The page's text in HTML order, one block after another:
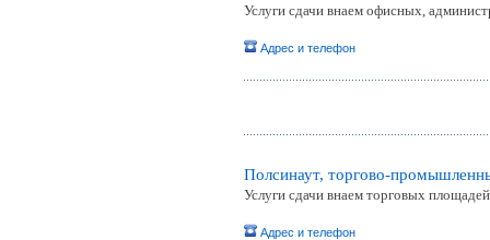
Услуги сдачи внаем офисных,
Адрес и телефон
Полсинаут, торгово-
Услуги сдачи внаем торговых
Адрес и телефон